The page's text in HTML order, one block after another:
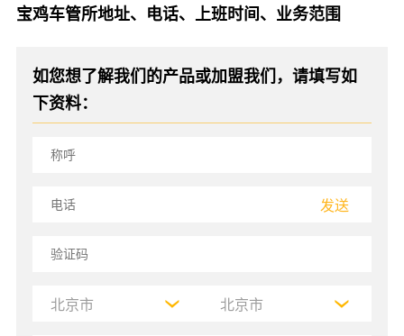
宝鸡车管所地址、电话、上班时间、业务范围
如您想了解我们的产品或加盟我们，请填写如
下资料：
发送